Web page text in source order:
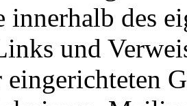
des
und